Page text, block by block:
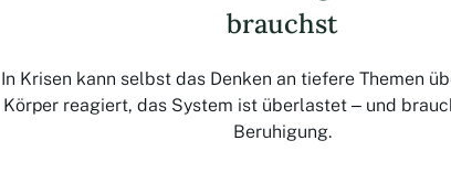
brauchst
In Krisen kann selbst das Denken an tiefere Themen
Körper reagiert, das System ist überlastet – und
Beruhigung.